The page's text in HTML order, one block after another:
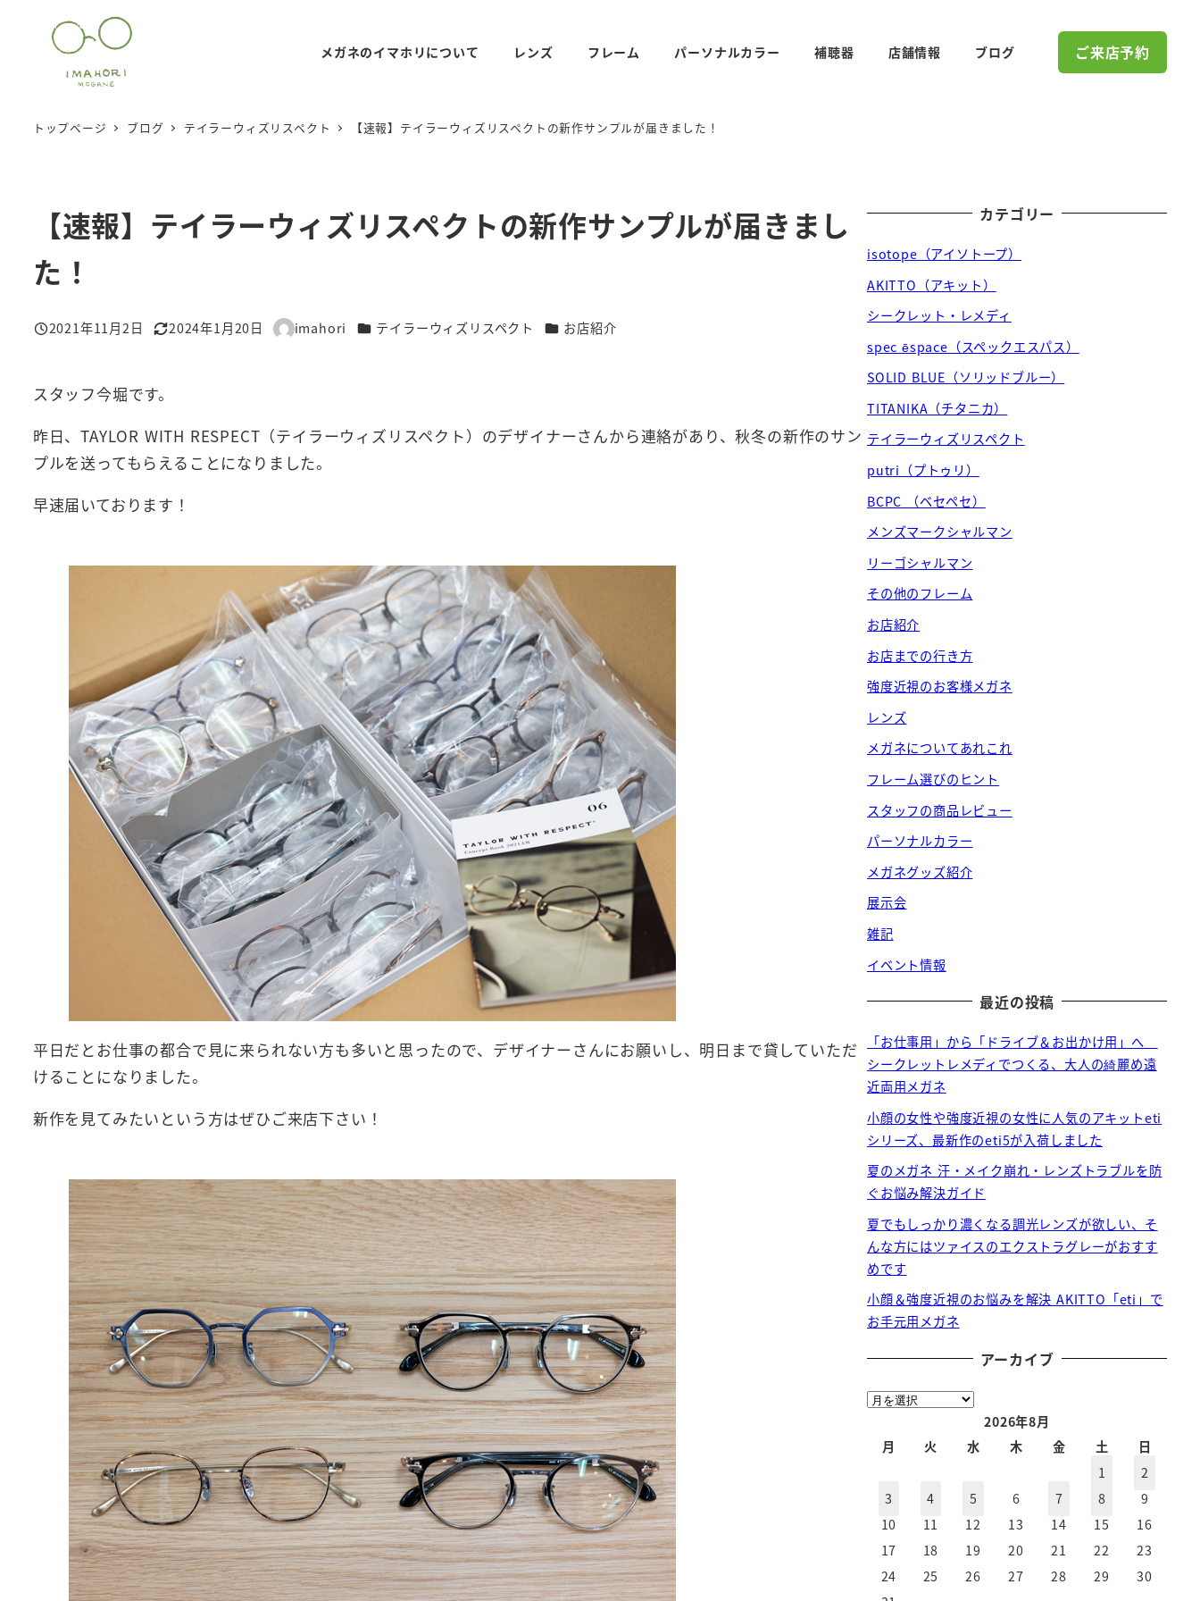
メガネのイマホリについて レンズ フレーム パーソナルカラー 補聴器 店舗情報 ブログ ご来店予約
トップページ ブログ テイラーウィズリスペクト 【速報】テイラーウィズリスペクトの新作サンプルが届きました！
【速報】テイラーウィズリスペクトの新作サンプルが届きまし
た！
投稿日
2021年11月2日
更新日
2024年1月20日
著
imahori カテゴリー
テイラーウィズリスペクト カテゴリー
お店紹介
スタッフ今堀です。
昨日、TAYLOR WITH RESPECT（テイラーウィズリスペクト）のデザイナーさんから連絡があり、秋冬の新作のサン
プルを送ってもらえることになりました。
早速届いております！
平日だとお仕事の都合で見に来られない方も多いと思ったので、デザイナーさんにお願いし、明日まで貸していただ
けることになりました。
新作を見てみたいという方はぜひご来店下さい！
カテゴリー
isotope（アイソトープ）
AKITTO（アキット）
シークレット・レメディ
spec ēspace（スペックエスパス）
SOLID BLUE（ソリッドブルー）
TITANIKA（チタニカ）
テイラーウィズリスペクト
putri（プトゥリ）
BCPC （ベセペセ）
メンズマークシャルマン
リーゴシャルマン
その他のフレーム
お店紹介
お店までの行き方
強度近視のお客様メガネ
レンズ
メガネについてあれこれ
フレーム選びのヒント
スタッフの商品レビュー
パーソナルカラー
メガネグッズ紹介
展示会
雑記
イベント情報
最近の投稿
「お仕事用」から「ドライブ＆お出かけ用」へ
シークレットレメディでつくる、大人の綺麗め遠
近両用メガネ
小顔の女性や強度近視の女性に人気のアキットeti
シリーズ、最新作のeti5が入荷しました
夏のメガネ 汗・メイク崩れ・レンズトラブルを防
ぐお悩み解決ガイド
夏でもしっかり濃くなる調光レンズが欲しい、そ
んな方にはツァイスのエクストラグレーがおすす
めです
小顔＆強度近視のお悩みを解決 AKITTO「eti」で
お手元用メガネ
アーカイブ
ア
2026年8月
月
火 水 木 金 土
日
1
2
3
4 5 6 7 8
9
10
11 12 13 14 15
16
17
18 19 20 21 22
23
24
25 26 27 28 29
30